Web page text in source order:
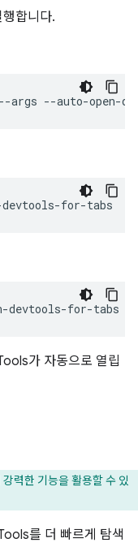
합니다.
--args
가 자동으로 열립
력한 기능을 활용할 수 있
를 더 빠르게 탐색